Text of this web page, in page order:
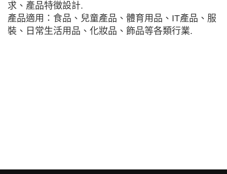
求、產品特徵設計.
產品適用：食品、兒童產品、體育用品、IT產品、服
裝、日常生活用品、化妝品、飾品等各類行業.